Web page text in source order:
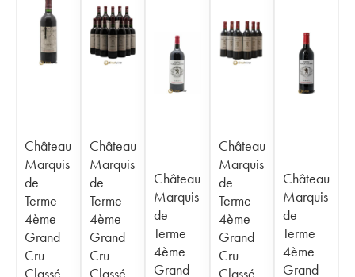
Château
Marquis
de
Terme
4ème
Grand
Cru
Classé
Château
Marquis
de
Terme
4ème
Grand
Cru
Classé
Château
Marquis
de
Terme
4ème
Grand
Château
Marquis
de
Terme
4ème
Grand
Cru
Classé
Château
Marquis
de
Terme
4ème
Grand